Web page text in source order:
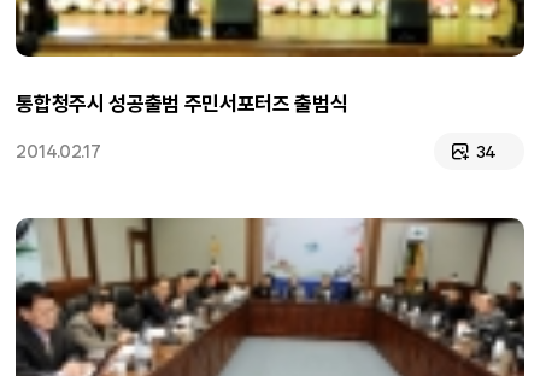
통합청주시 성공출범 주민서포터즈 출범식
2014.02.17 34